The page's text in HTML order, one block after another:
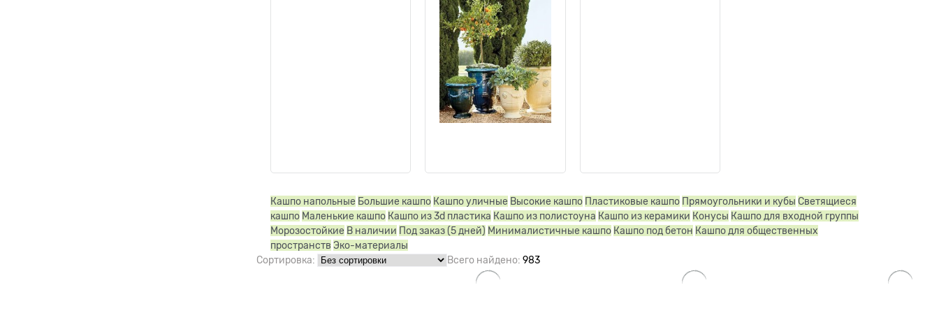
Кашпо напольные Большие кашпо Кашпо уличные Высокие кашпо Пластиковые кашпо Прямоугольники и кубы Светящиеся
кашпо Маленькие кашпо Кашпо из 3d пластика Кашпо из полистоуна Кашпо из керамики Конусы Кашпо для входной группы
Морозостойкие В наличии Под заказ (5 дней) Минималистичные кашпо Кашпо под бетон Кашпо для общественных
пространств Эко-материалы
Сортировка:
Всего найдено: 983